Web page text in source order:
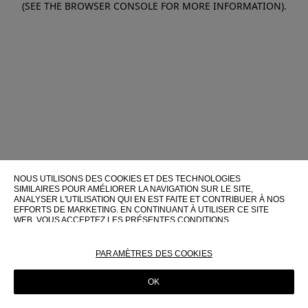
(SEE THE BROWSER CONSOLE FOR MORE INFORMATION).
NOUS UTILISONS DES COOKIES ET DES TECHNOLOGIES
SIMILAIRES POUR AMÉLIORER LA NAVIGATION SUR LE SITE,
ANALYSER L'UTILISATION QUI EN EST FAITE ET CONTRIBUER À NOS
EFFORTS DE MARKETING. EN CONTINUANT À UTILISER CE SITE
WEB, VOUS ACCEPTEZ LES PRÉSENTES CONDITIONS
POUR PLUS D'INFORMATIONS SUR CES TECHNOLOGIES ET LEUR
POLITIQUE EN MATIÈRE DE COOKIES
PARAMÈTRES DES COOKIES
OK